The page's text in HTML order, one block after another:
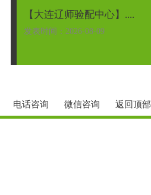
【大连辽师验配中心】....
发表时间：2026-08-09
【大连助听器总部】无....
电话咨询 微信咨询 返回顶部